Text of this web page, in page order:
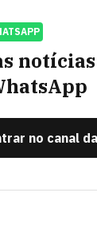
no canal